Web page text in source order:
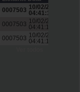
0007503 10/02/2026
04:41:19
0007503 10/02/2026
04:41:17
0007503 10/02/2026
04:41:15